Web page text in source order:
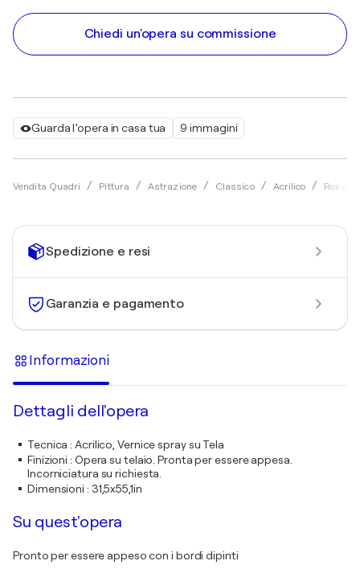
Guarda l’opera in casa tua 9 immagini
Vendita Quadri Pittura Astrazione Classico Acrilico Roxana
Chiedi un'opera su commissione
Spedizione e resi
Garanzia e pagamento
Informazioni
Dettagli dell'opera
Tecnica :Acrilico, Vernice spray su Tela
Finizioni : Opera su telaio. Pronta per essere appesa.
Incorniciatura su richiesta.
Dimensioni : 31,5x55,1in
Su quest'opera
Pronto per essere appeso con i bordi dipinti